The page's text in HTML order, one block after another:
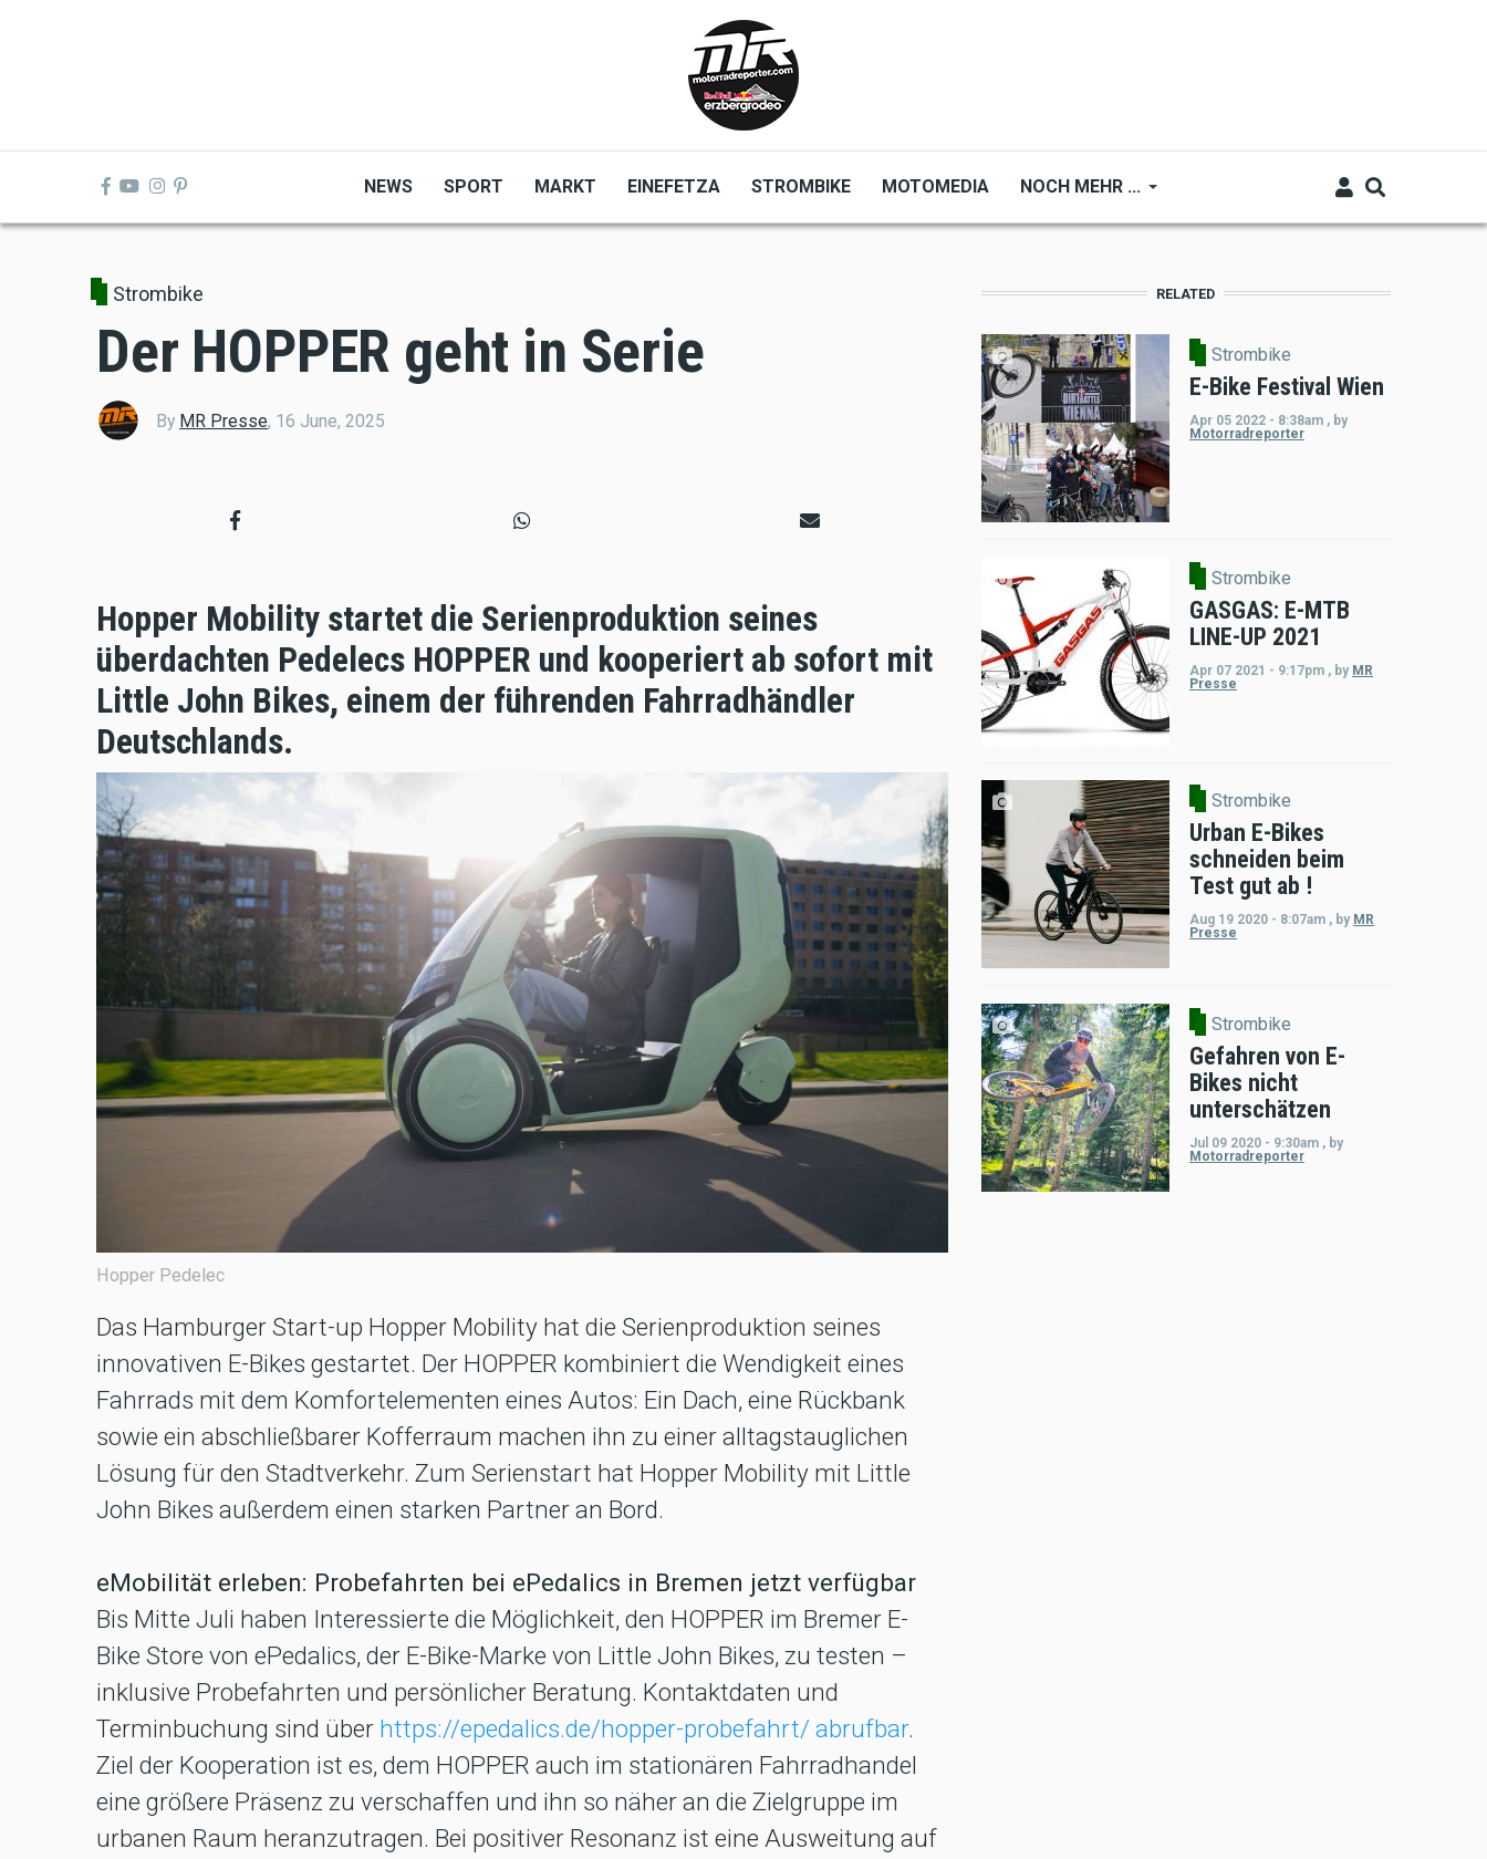
NEWS SPORT MARKT EINEFETZA STROMBIKE MOTOMEDIA NOCH MEHR ...
Strombike
Der HOPPER geht in Serie
By MR Presse, 16 June, 2025
Hopper Mobility startet die Serienproduktion seines
überdachten Pedelecs HOPPER und kooperiert ab sofort mit
Little John Bikes, einem der führenden Fahrradhändler
Deutschlands.
Hopper Pedelec
Das Hamburger Start-up Hopper Mobility hat die Serienproduktion seines
innovativen E-Bikes gestartet. Der HOPPER kombiniert die Wendigkeit eines
Fahrrads mit dem Komfortelementen eines Autos: Ein Dach, eine Rückbank
sowie ein abschließbarer Kofferraum machen ihn zu einer alltagstauglichen
Lösung für den Stadtverkehr. Zum Serienstart hat Hopper Mobility mit Little
John Bikes außerdem einen starken Partner an Bord.
eMobilität erleben: Probefahrten bei ePedalics in Bremen jetzt verfügbar
Bis Mitte Juli haben Interessierte die Möglichkeit, den HOPPER im Bremer E-
Bike Store von ePedalics, der E-Bike-Marke von Little John Bikes, zu testen –
inklusive Probefahrten und persönlicher Beratung. Kontaktdaten und
Terminbuchung sind über https://epedalics.de/hopper-probefahrt/ abrufbar.
Ziel der Kooperation ist es, dem HOPPER auch im stationären Fahrradhandel
eine größere Präsenz zu verschaffen und ihn so näher an die Zielgruppe im
urbanen Raum heranzutragen. Bei positiver Resonanz ist eine Ausweitung auf
RELATED
Strombike
E-Bike Festival Wien
Apr 05 2022 - 8:38am , by
Motorradreporter
Strombike
GASGAS: E-MTB
LINE-UP 2021
Apr 07 2021 - 9:17pm , by MR
Presse
Strombike
Urban E-Bikes
schneiden beim
Test gut ab !
Aug 19 2020 - 8:07am , by MR
Presse
Strombike
Gefahren von E-
Bikes nicht
unterschätzen
Jul 09 2020 - 9:30am , by
Motorradreporter